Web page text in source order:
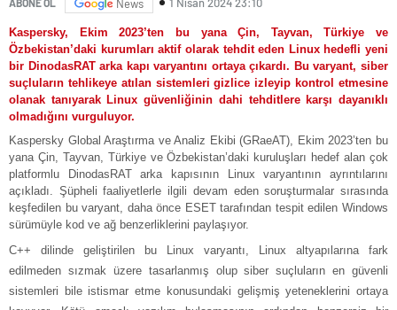
News
Kaspersky, Ekim 2023’ten bu yana Çin, Tayvan, Türkiye ve
Özbekistan’daki kurumları aktif olarak tehdit eden Linux hedefli yeni
bir DinodasRAT arka kapı varyantını ortaya çıkardı. Bu varyant, siber
suçluların tehlikeye atılan sistemleri gizlice izleyip kontrol etmesine
olanak tanıyarak Linux güvenliğinin dahi tehditlere karşı dayanıklı
olmadığını vurguluyor.
Kaspersky Global Araştırma ve Analiz Ekibi (GRaeAT), Ekim 2023’ten bu
yana Çin, Tayvan, Türkiye ve Özbekistan’daki kuruluşları hedef alan çok
platformlu DinodasRAT arka kapısının Linux varyantının ayrıntılarını
açıkladı. Şüpheli faaliyetlerle ilgili devam eden soruşturmalar sırasında
keşfedilen bu varyant, daha önce ESET tarafından tespit edilen Windows
sürümüyle kod ve ağ benzerliklerini paylaşıyor.
C++ dilinde geliştirilen bu Linux varyantı, Linux altyapılarına fark
edilmeden sızmak üzere tasarlanmış olup siber suçluların en güvenli
sistemleri bile istismar etme konusundaki gelişmiş yeteneklerini ortaya